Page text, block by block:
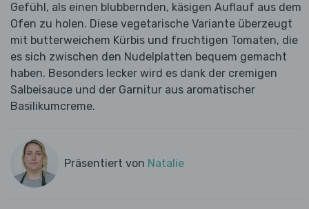
Gefühl, als einen blubbernden, käsigen Auflauf aus dem
Ofen zu holen. Diese vegetarische Variante überzeugt
mit butterweichem Kürbis und fruchtigen Tomaten, die
es sich zwischen den Nudelplatten bequem gemacht
haben. Besonders lecker wird es dank der cremigen
Salbeisauce und der Garnitur aus aromatischer
Basilikumcreme.
Präsentiert von Natalie